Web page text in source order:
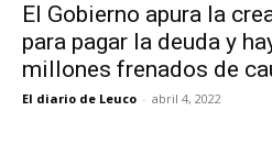
El Gobierno apura la
para pagar la deuda y
millones frenados de
El diario de Leuco - abril 4, 2022